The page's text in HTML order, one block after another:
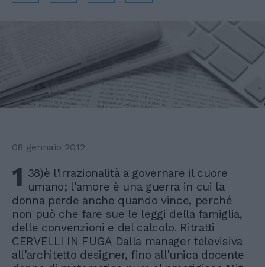
08 gennaio 2012
1 38)è l'irrazionalità a governare il cuore
umano; l'amore è una guerra in cui la
donna perde anche quando vince, perché
non può che fare sue le leggi della famiglia,
delle convenzioni e del calcolo. Ritratti
CERVELLI IN FUGA Dalla manager televisiva
all'architetto designer, fino all'unica docente